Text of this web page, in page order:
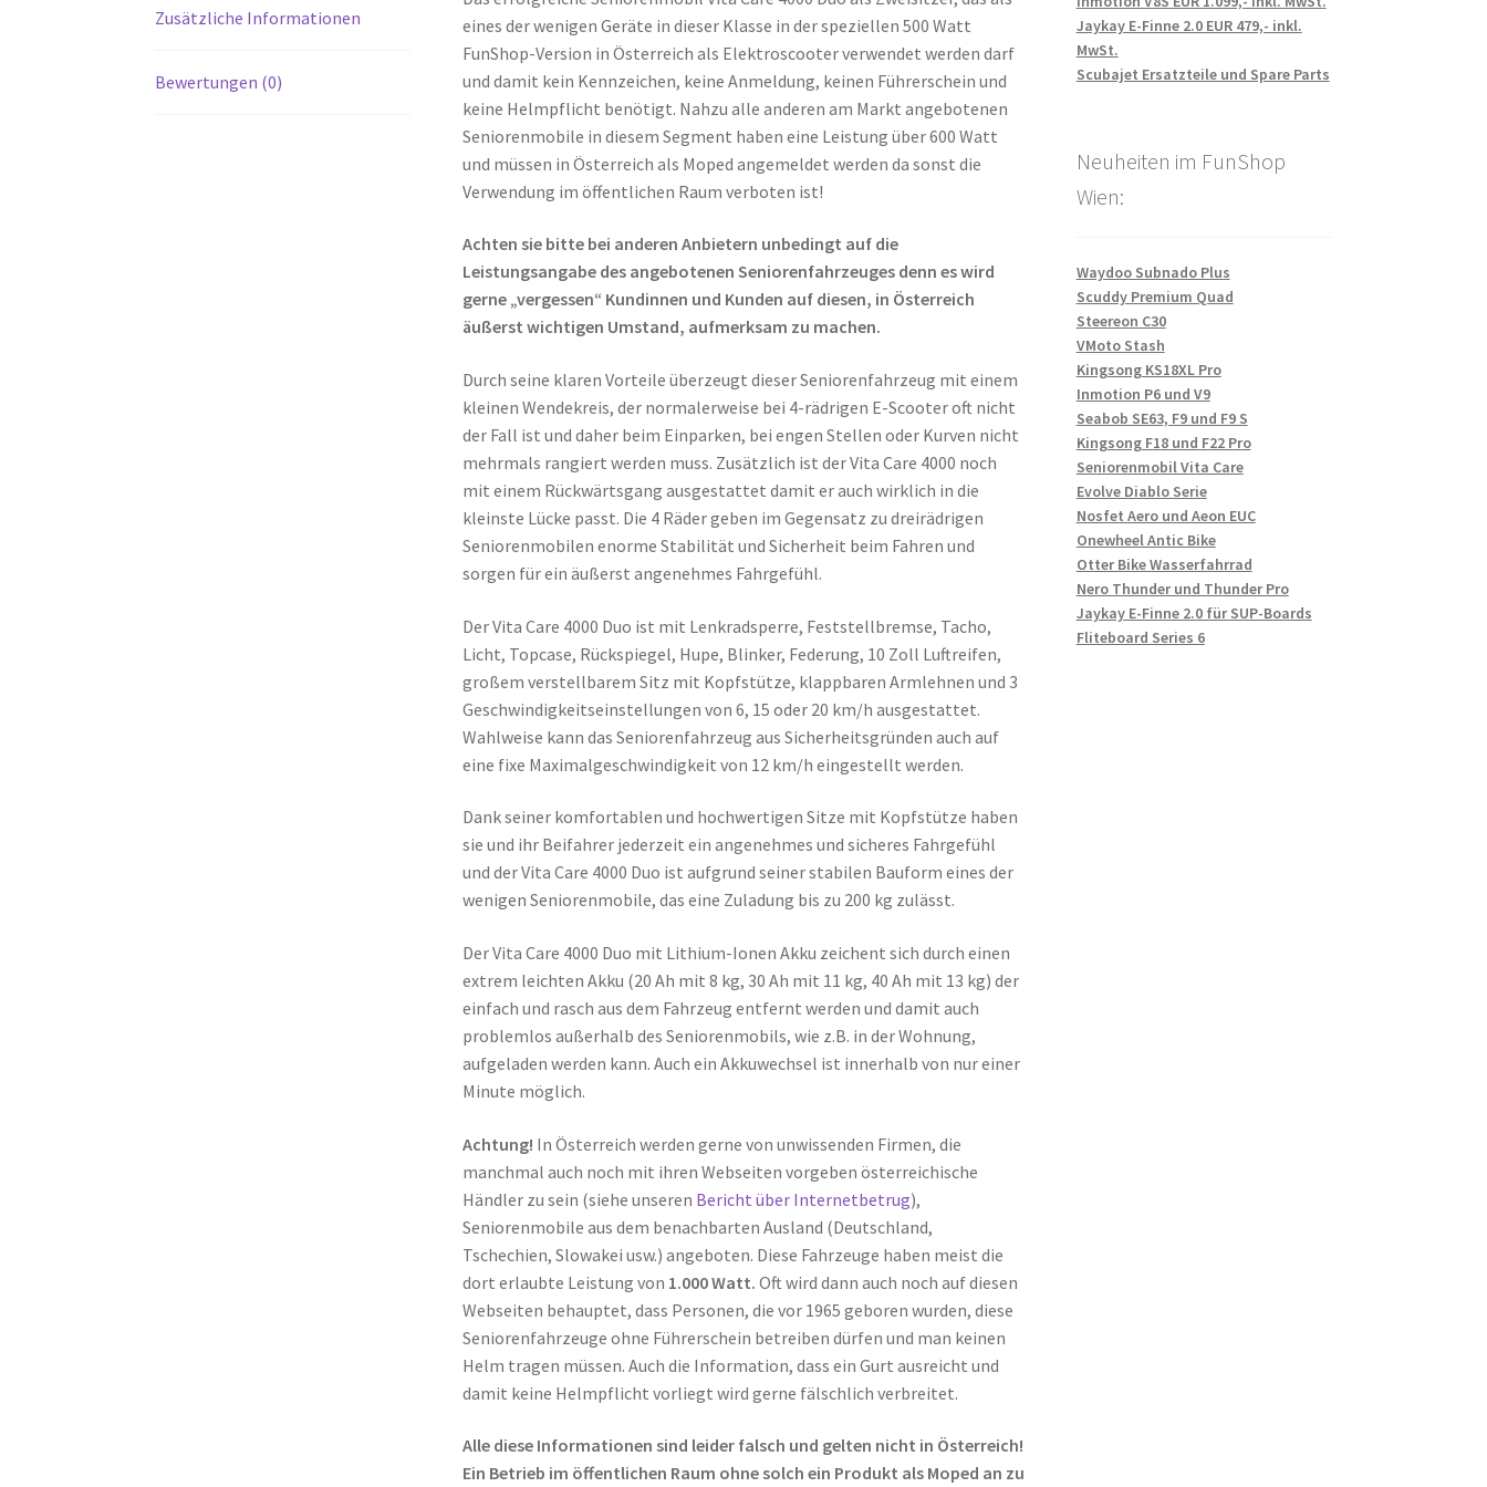
Zusätzliche Informationen
Bewertungen (0)
eines der wenigen Geräte in dieser Klasse in der speziellen 500 Watt
FunShop-Version in Österreich als Elektroscooter verwendet werden darf
und damit kein Kennzeichen, keine Anmeldung, keinen Führerschein und
keine Helmpflicht benötigt. Nahzu alle anderen am Markt angebotenen
Seniorenmobile in diesem Segment haben eine Leistung über 600 Watt
und müssen in Österreich als Moped angemeldet werden da sonst die
Verwendung im öffentlichen Raum verboten ist!
Achten sie bitte bei anderen Anbietern unbedingt auf die
Leistungsangabe des angebotenen Seniorenfahrzeuges denn es wird
gerne „vergessen“ Kundinnen und Kunden auf diesen, in Österreich
äußerst wichtigen Umstand, aufmerksam zu machen.
Durch seine klaren Vorteile überzeugt dieser Seniorenfahrzeug mit einem
kleinen Wendekreis, der normalerweise bei 4-rädrigen E-Scooter oft nicht
der Fall ist und daher beim Einparken, bei engen Stellen oder Kurven nicht
mehrmals rangiert werden muss. Zusätzlich ist der Vita Care 4000 noch
mit einem Rückwärtsgang ausgestattet damit er auch wirklich in die
kleinste Lücke passt. Die 4 Räder geben im Gegensatz zu dreirädrigen
Seniorenmobilen enorme Stabilität und Sicherheit beim Fahren und
sorgen für ein äußerst angenehmes Fahrgefühl.
Der Vita Care 4000 Duo ist mit Lenkradsperre, Feststellbremse, Tacho,
Licht, Topcase, Rückspiegel, Hupe, Blinker, Federung, 10 Zoll Luftreifen,
großem verstellbarem Sitz mit Kopfstütze, klappbaren Armlehnen und 3
Geschwindigkeitseinstellungen von 6, 15 oder 20 km/h ausgestattet.
Wahlweise kann das Seniorenfahrzeug aus Sicherheitsgründen auch auf
eine fixe Maximalgeschwindigkeit von 12 km/h eingestellt werden.
Dank seiner komfortablen und hochwertigen Sitze mit Kopfstütze haben
sie und ihr Beifahrer jederzeit ein angenehmes und sicheres Fahrgefühl
und der Vita Care 4000 Duo ist aufgrund seiner stabilen Bauform eines der
wenigen Seniorenmobile, das eine Zuladung bis zu 200 kg zulässt.
Der Vita Care 4000 Duo mit Lithium-Ionen Akku zeichent sich durch einen
extrem leichten Akku (20 Ah mit 8 kg, 30 Ah mit 11 kg, 40 Ah mit 13 kg) der
einfach und rasch aus dem Fahrzeug entfernt werden und damit auch
problemlos außerhalb des Seniorenmobils, wie z.B. in der Wohnung,
aufgeladen werden kann. Auch ein Akkuwechsel ist innerhalb von nur einer
Minute möglich.
Achtung! In Österreich werden gerne von unwissenden Firmen, die
manchmal auch noch mit ihren Webseiten vorgeben österreichische
Händler zu sein (siehe unseren Bericht über Internetbetrug),
Seniorenmobile aus dem benachbarten Ausland (Deutschland,
Tschechien, Slowakei usw.) angeboten. Diese Fahrzeuge haben meist die
dort erlaubte Leistung von 1.000 Watt. Oft wird dann auch noch auf diesen
Webseiten behauptet, dass Personen, die vor 1965 geboren wurden, diese
Seniorenfahrzeuge ohne Führerschein betreiben dürfen und man keinen
Helm tragen müssen. Auch die Information, dass ein Gurt ausreicht und
damit keine Helmpflicht vorliegt wird gerne fälschlich verbreitet.
Alle diese Informationen sind leider falsch und gelten nicht in Österreich!
Ein Betrieb im öffentlichen Raum ohne solch ein Produkt als Moped an zu
Jaykay E-Finne 2.0 EUR 479,- inkl.
MwSt.
Scubajet Ersatzteile und Spare Parts
Neuheiten im FunShop
Wien:
Waydoo Subnado Plus
Scuddy Premium Quad
Steereon C30
VMoto Stash
Kingsong KS18XL Pro
Inmotion P6 und V9
Seabob SE63, F9 und F9 S
Kingsong F18 und F22 Pro
Seniorenmobil Vita Care
Evolve Diablo Serie
Nosfet Aero und Aeon EUC
Onewheel Antic Bike
Otter Bike Wasserfahrrad
Nero Thunder und Thunder Pro
Jaykay E-Finne 2.0 für SUP-Boards
Fliteboard Series 6